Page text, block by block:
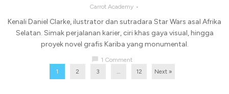
Carrot Academy
Kenali Daniel Clarke, ilustrator dan sutradara Star Wars asal Afrika
Selatan. Simak perjalanan karier, ciri khas gaya visual, hingga
proyek novel grafis Kariba yang monumental.
1 Comment
1
2 3 12 Next »